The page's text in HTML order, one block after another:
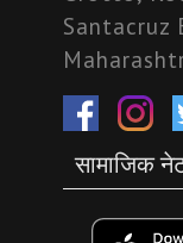
Santacruz
सामाजिक